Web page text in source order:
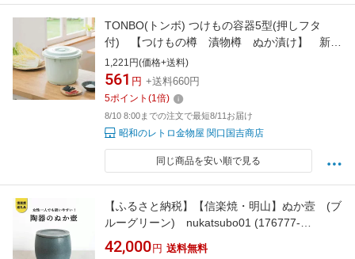
TONBO(トンボ) つけもの容器5型(押しフタ
付) 【つけもの樽 漬物樽 ぬか漬け】 新輝
合成＊同梱不可の場合別途運賃がかかります＊
現在グレー色になります＊
1,221円(価格+送料)
561 円 +送料660円
5ポイント (1倍)
8/10 8:00までの注文で最短8/11お届け
昭和のレトロ金物屋 関口国吉商店
同じ商品を安い順で見る
【ふるさと納税】【信楽焼・明山】ぬか壼 (ブ
ルーグリーン) nukatsubo01 (176777-
40037140)
42,000 円 送料無料